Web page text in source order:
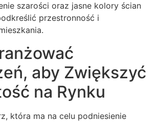
szarości oraz jasne kolory ścian
przestronność i
aby Zwiększyć
na Rynku
która ma na celu podniesienie